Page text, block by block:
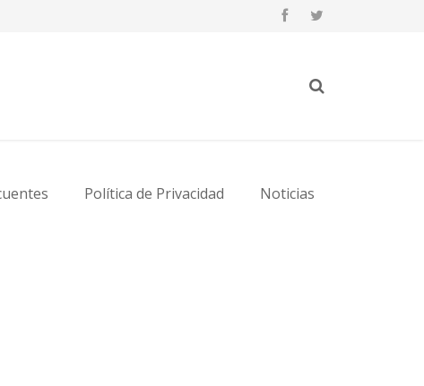
Política de Privacidad Noticias